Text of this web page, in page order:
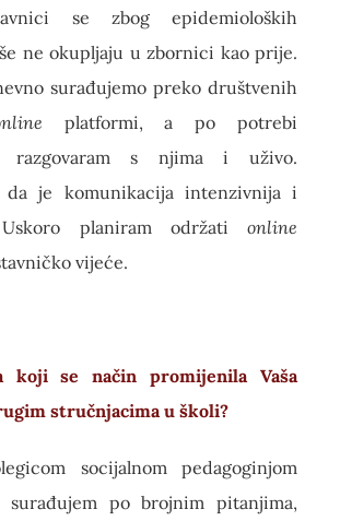
se zbog epidemioloških
ne okupljaju u zbornici kao prije.
surađujemo preko društvenih
platformi, a po potrebi
razgovaram s njima i uživo.
da je komunikacija intenzivnija i
Uskoro planiram održationline
vijeće.
koji se način promijenila Vaša
stručnjacima u školi?
socijalnom pedagoginjom
surađujem po brojnim pitanjima,